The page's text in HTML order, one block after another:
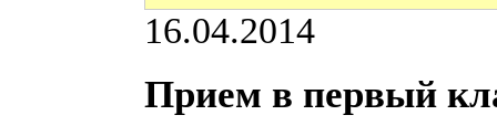
16.04.2014
Прием в первый